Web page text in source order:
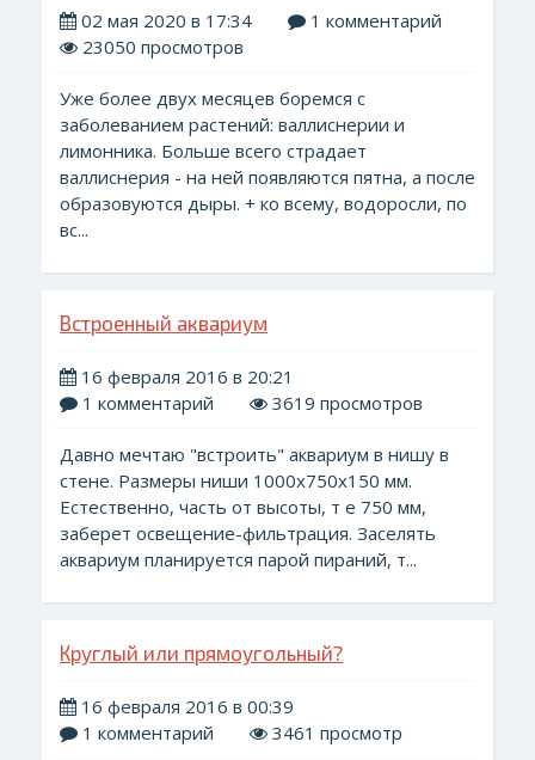
02 мая 2020 в 17:34
1 комментарий
23050 просмотров
Уже более двух месяцев боремся с
заболеванием растений: валлиснерии и
лимонника. Больше всего страдает
валлиснерия - на ней появляются пятна, а после
образовуются дыры. + ко всему, водоросли, по
вс...
Встроенный аквариум
16 февраля 2016 в 20:21
1 комментарий
3619 просмотров
Давно мечтаю "встроить" аквариум в нишу в
стене. Размеры ниши 1000х750х150 мм.
Естественно, часть от высоты, т е 750 мм,
заберет освещение-фильтрация. Заселять
аквариум планируется парой пираний, т...
Круглый или прямоугольный?
16 февраля 2016 в 00:39
1 комментарий
3461 просмотр